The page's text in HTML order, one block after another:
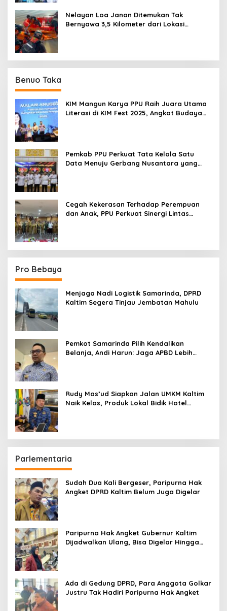
Nelayan Loa Janan Ditemukan Tak
Bernyawa 3,5 Kilometer dari Lokasi
Benuo Taka
KIM Mangun Karya PPU Raih Juara Utama
Literasi di KIM Fest 2025, Angkat Budaya
Pemkab PPU Perkuat Tata Kelola Satu
Data Menuju Gerbang Nusantara yang
Cegah Kekerasan Terhadap Perempuan
dan Anak, PPU Perkuat Sinergi Lintas
Pro Bebaya
Menjaga Nadi Logistik Samarinda, DPRD
Kaltim Segera Tinjau Jembatan Mahulu
Pemkot Samarinda Pilih Kendalikan
Belanja, Andi Harun: Jaga APBD Lebih
Rudy Mas’ud Siapkan Jalan UMKM Kaltim
Naik Kelas, Produk Lokal Bidik Hotel
Parlementaria
Sudah Dua Kali Bergeser, Paripurna Hak
Angket DPRD Kaltim Belum Juga Digelar
Paripurna Hak Angket Gubernur Kaltim
Dijadwalkan Ulang, Bisa Digelar Hingga
Ada di Gedung DPRD, Para Anggota Golkar
Justru Tak Hadiri Paripurna Hak Angket